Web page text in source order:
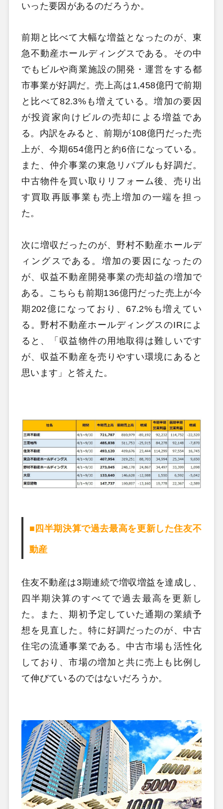
いった要因があるのだろうか。
前期と比べて大幅な増益となったのが、東
急不動産ホールディングスである。その中
でもビルや商業施設の開発・運営をする都
市事業が好調だ。売上高は1,458億円で前期
と比べて82.3%も増えている。増加の要因
が投資家向けビルの売却による増益であ
る。内訳をみると、前期が108億円だった売
上が、今期654億円と約6倍になっている。
また、仲介事業の東急リバブルも好調だ。
中古物件を買い取りリフォーム後、売り出
す買取再販事業も売上増加の一端を担っ
た。
次に増収だったのが、野村不動産ホールデ
ィングスである。増加の要因になったの
が、収益不動産開発事業の売却益の増加で
ある。こちらも前期136億円だった売上が今
期202億になっており、67.2%も増えてい
る。野村不動産ホールディングスのIRによ
ると、「収益物件の用地取得は難しいです
が、収益不動産を売りやすい環境にあると
思います」と答えた。
■四半期決算で過去最高を更新した住友不
動産
住友不動産は3期連続で増収増益を達成し、
四半期決算のすべてで過去最高を更新し
た。また、期初予定していた通期の業績予
想を見直した。特に好調だったのが、中古
住宅の流通事業である。中古市場も活性化
しており、市場の増加と共に売上も比例し
て伸びているのではないだろうか。